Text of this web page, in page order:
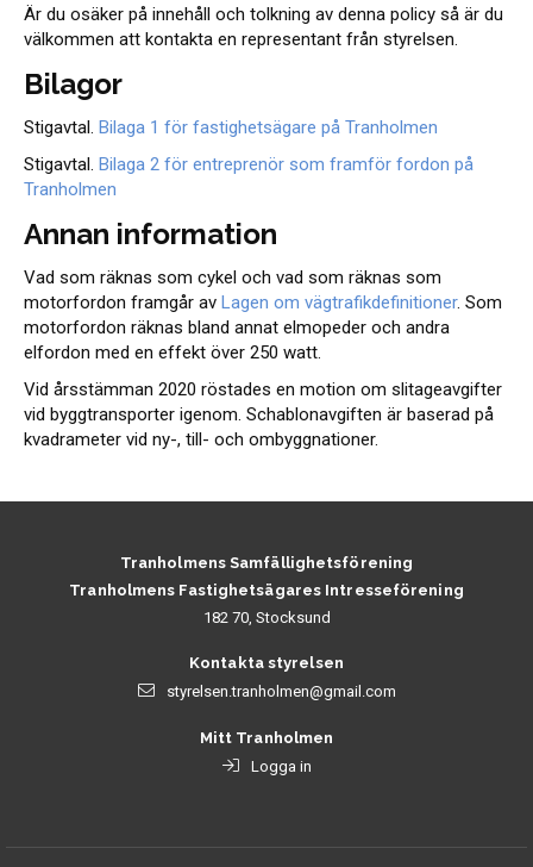
Är du osäker på innehåll och tolkning av denna policy så är du
välkommen att kontakta en representant från styrelsen.
Bilagor
Stigavtal. Bilaga 1 för fastighetsägare på Tranholmen
Stigavtal. Bilaga 2 för entreprenör som framför fordon på
Tranholmen
Annan information
Vad som räknas som cykel och vad som räknas som
motorfordon framgår av Lagen om vägtrafikdefinitioner. Som
motorfordon räknas bland annat elmopeder och andra
elfordon med en effekt över 250 watt.
Vid årsstämman 2020 röstades en motion om slitageavgifter
vid byggtransporter igenom. Schablonavgiften är baserad på
kvadrameter vid ny-, till- och ombyggnationer.
Tranholmens Samfällighetsförening
Tranholmens Fastighetsägares Intresseförening
182 70, Stocksund
Kontakta styrelsen
styrelsen.tranholmen@gmail.com
Mitt Tranholmen
Logga in